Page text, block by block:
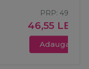
46,55 LEI
PRP: 49,00
Adauga in